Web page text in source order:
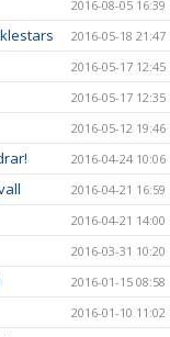
2016-08-05 16:39
2016-05-18 21:47
2016-05-17 12:45
2016-05-17 12:35
2016-05-12 19:46
2016-04-24 10:06
2016-04-21 16:59
2016-04-21 14:00
2016-03-31 10:20
2016-01-15 08:58
2016-01-10 11:02